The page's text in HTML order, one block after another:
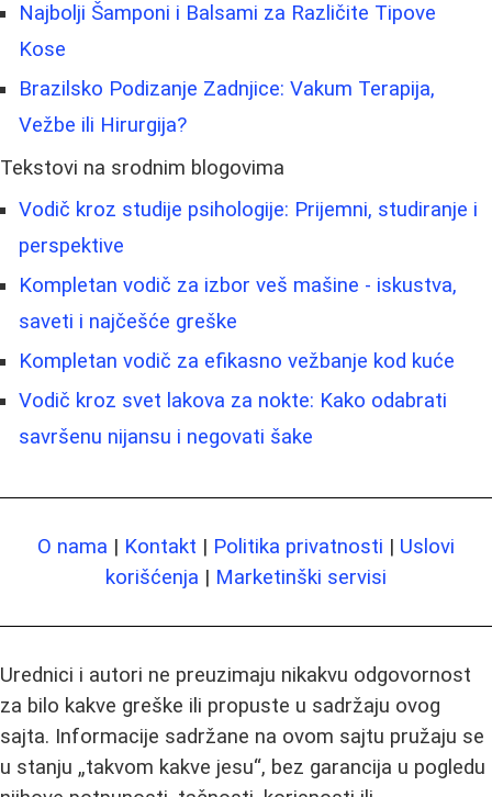
Najbolji Šamponi i Balsami za Različite Tipove
Kose
Brazilsko Podizanje Zadnjice: Vakum Terapija,
Vežbe ili Hirurgija?
Tekstovi na srodnim blogovima
Vodič kroz studije psihologije: Prijemni, studiranje i
perspektive
Kompletan vodič za izbor veš mašine - iskustva,
saveti i najčešće greške
Kompletan vodič za efikasno vežbanje kod kuće
Vodič kroz svet lakova za nokte: Kako odabrati
savršenu nijansu i negovati šake
O nama | Kontakt | Politika privatnosti | Uslovi
korišćenja | Marketinški servisi
Urednici i autori ne preuzimaju nikakvu odgovornost
za bilo kakve greške ili propuste u sadržaju ovog
sajta. Informacije sadržane na ovom sajtu pružaju se
u stanju „takvom kakve jesu“, bez garancija u pogledu